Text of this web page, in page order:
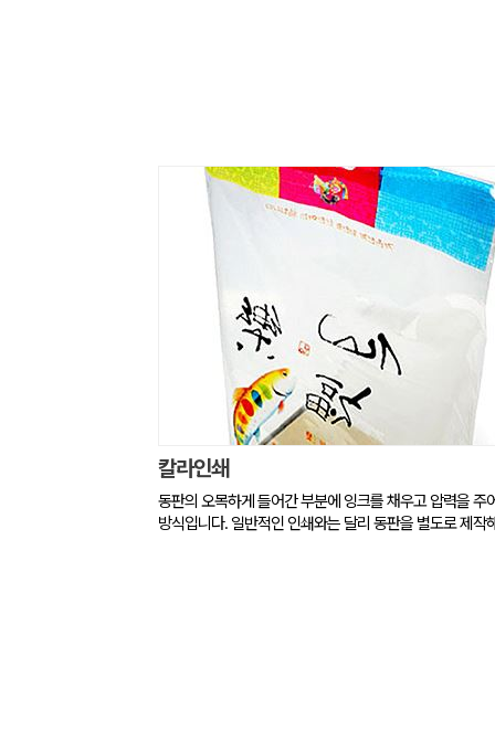
칼라인쇄
동판의 오목하게 들어간 부분에 잉크를 채우고 압력을 주
방식입니다. 일반적인 인쇄와는 달리 동판을 별도로 제작